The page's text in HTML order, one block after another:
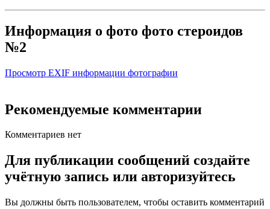
Информация о фото фото стероидов
№2
Просмотр EXIF информации фотографии
Рекомендуемые комментарии
Комментариев нет
Для публикации сообщений создайте
учётную запись или авторизуйтесь
Вы должны быть пользователем, чтобы оставить комментарий